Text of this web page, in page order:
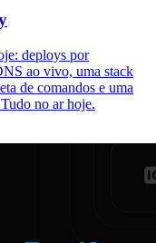
deploys por
ao vivo, uma stack
de comandos e uma
no ar hoje.